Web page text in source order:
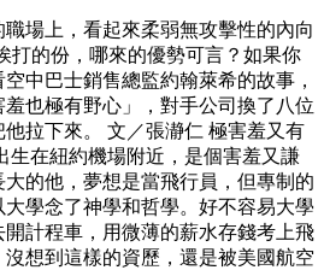
場上，看起來柔弱無攻擊性的內向
打的份，哪來的優勢可言？如果你
中巴士銷售總監約翰萊希的故事，
也極有野心」，對手公司換了八位
拉下來。 文／張瀞仁 極害羞又有
生在紐約機場附近，是個害羞又謙
的他，夢想是當飛行員，但專制的
學念了神學和哲學。好不容易大學
計程車，用微薄的薪水存錢考上飛
想到這樣的資歷，還是被美國航空